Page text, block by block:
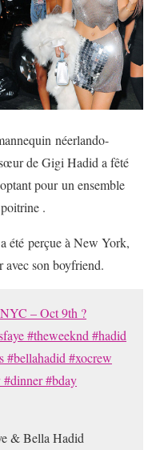
néerlando-
de Gigi Hadid a fêté
pour un ensemble
.
été perçue à New York,
avec son boyfriend.
– Oct 9th ?
#theweeknd #hadid
#bellahadid #xocrew
#dinner #bday
& Bella Hadid